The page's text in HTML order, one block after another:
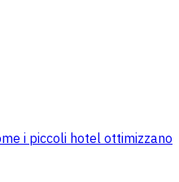
i piccoli hotel ottimizzano